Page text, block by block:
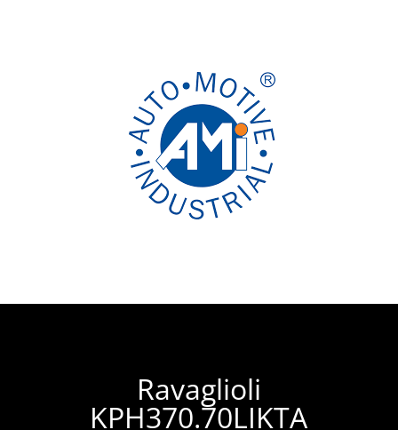
Ravaglioli
KPH370.70LIKTA